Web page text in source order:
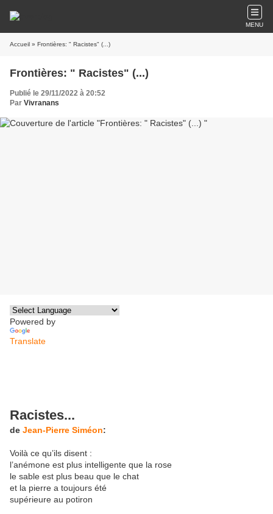
MENU
Accueil » Frontières: " Racistes" (...)
Frontières: " Racistes" (...)
Publié le 29/11/2022 à 20:52
Par Vivranans
Powered by
Translate
Racistes...
de Jean-Pierre Siméon:
Voilà ce qu’ils disent :
l’anémone est plus intelligente que la rose
le sable est plus beau que le chat
et la pierre a toujours été
supérieure au potiron